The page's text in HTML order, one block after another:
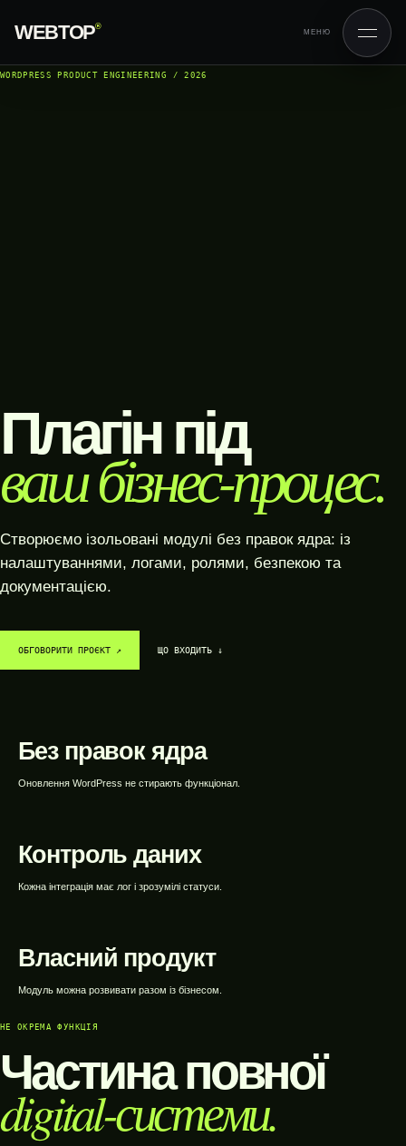
WEBTOP®
МЕНЮ
WORDPRESS PRODUCT ENGINEERING / 2026
Плагін під
ваш бізнес-процес.
Створюємо ізольовані модулі без правок ядра: із
налаштуваннями, логами, ролями, безпекою та
документацією.
ОБГОВОРИТИ ПРОЄКТ ↗︎ ЩО ВХОДИТЬ ↓
Без правок ядра
Оновлення WordPress не стирають функціонал.
Контроль даних
Кожна інтеграція має лог і зрозумілі статуси.
Власний продукт
Модуль можна розвивати разом із бізнесом.
НЕ ОКРЕМА ФУНКЦІЯ
Частина повної
digital-системи.